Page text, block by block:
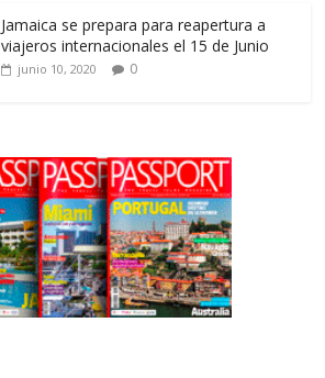
Jamaica se prepara para reapertura a
viajeros internacionales el 15 de Junio
junio 10, 2020 0